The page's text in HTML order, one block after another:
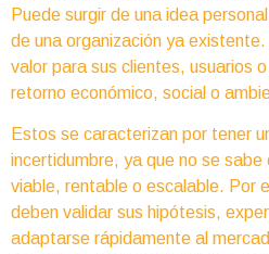
Puede surgir de una idea
de una organización ya
valor para sus clientes, usuarios
retorno económico, social o
Estos se caracterizan por tener
incertidumbre, ya que no se
viable, rentable o escalable. Por
deben validar sus hipótesis,
adaptarse rápidamente al